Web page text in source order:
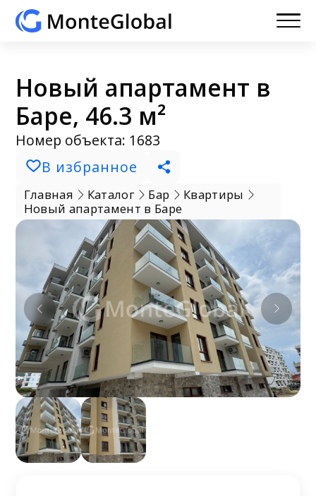
Новый апартамент в
Баре, 46.3 м²
Номер объекта: 1683
В избранное
Главная Каталог Бар
Квартиры
Новый апартамент в Баре